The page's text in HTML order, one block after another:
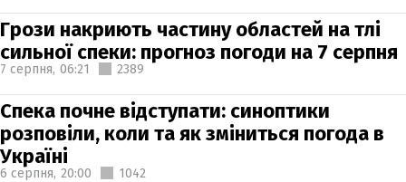
Грози накриють частину областей на тлі
сильної спеки: прогноз погоди на 7 серпня
7 серпня, 06:21 2389
Спека почне відступати: синоптики
розповіли, коли та як зміниться погода в
Україні
6 серпня, 20:00 1042